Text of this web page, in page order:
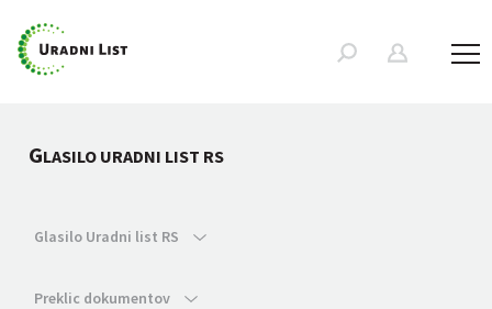
GLASILO URADNI LIST RS
Glasilo Uradni list RS
Preklic dokumentov